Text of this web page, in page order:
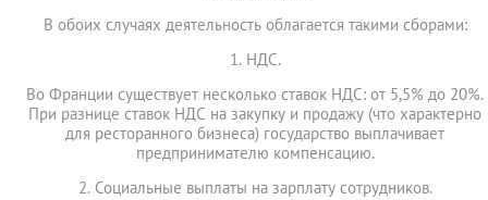
В обоих случаях деятельность облагается такими сборами:
1. НДС.
Во Франции существует несколько ставок НДС: от 5,5% до 20%.
При разнице ставок НДС на закупку и продажу (что характерно
для ресторанного бизнеса) государство выплачивает
предпринимателю компенсацию.
2. Социальные выплаты на зарплату сотрудников.